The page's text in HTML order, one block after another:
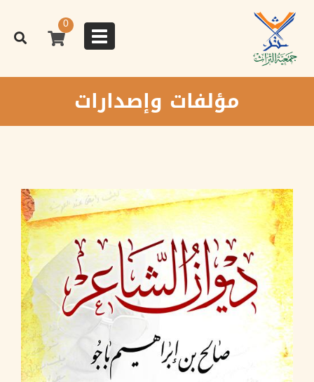
المحتوى
الرئيسي
Toggle
navigation
0
مؤلفات وإصدارات